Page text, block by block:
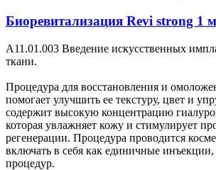
Биоревитализация Revi strong 1
A11.01.003 Введение искусственных
ткани.
Процедура для восстановления и
помогает улучшить ее текстуру, цвет и
содержит высокую концентрацию
которая увлажняет кожу и стимулирует
регенерации. Процедура проводится
включать в себя как единичные инъекции,
процедур.